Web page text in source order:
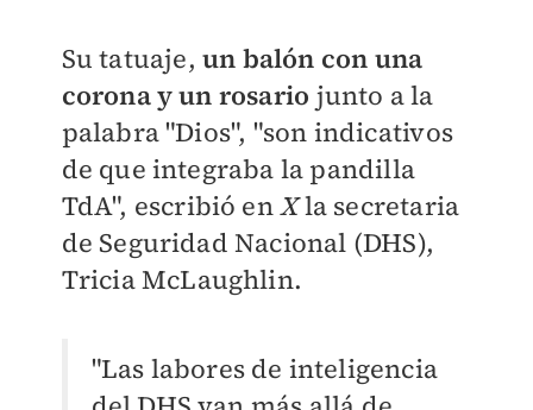
Su tatuaje, un balón con una
corona y un rosario junto a la
palabra "Dios", "son indicativos
de que integraba la pandilla
TdA", escribió enXla secretaria
de Seguridad Nacional (DHS),
Tricia McLaughlin.
"Las labores de inteligencia